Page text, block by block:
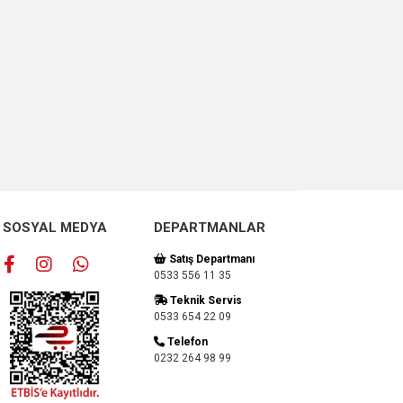
SOSYAL MEDYA DEPARTMANLAR
Satış Departmanı
0533 556 11 35
Teknik Servis
0533 654 22 09
Telefon
0232 264 98 99